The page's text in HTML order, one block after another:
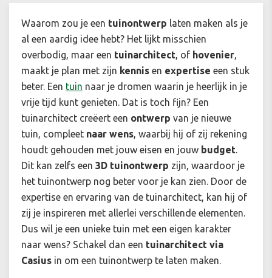
Waarom zou je een tuinontwerp laten maken als je
al een aardig idee hebt? Het lijkt misschien
overbodig, maar een tuinarchitect, of hovenier,
maakt je plan met zijn kennis en expertise een stuk
beter. Een tuin naar je dromen waarin je heerlijk in je
vrije tijd kunt genieten. Dat is toch fijn? Een
tuinarchitect creëert een ontwerp van je nieuwe
tuin, compleet naar wens, waarbij hij of zij rekening
houdt gehouden met jouw eisen en jouw budget.
Dit kan zelfs een 3D tuinontwerp zijn, waardoor je
het tuinontwerp nog beter voor je kan zien. Door de
expertise en ervaring van de tuinarchitect, kan hij of
zij je inspireren met allerlei verschillende elementen.
Dus wil je een unieke tuin met een eigen karakter
naar wens? Schakel dan een tuinarchitect via
Casius in om een tuinontwerp te laten maken.